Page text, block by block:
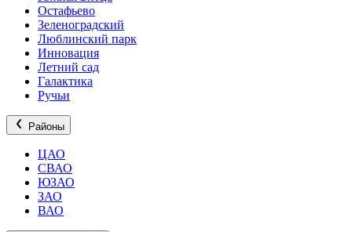
Остафьево
Зеленоградский
Люблинский парк
Инновация
Летний сад
Галактика
Ручьи
Районы
ЦАО
СВАО
ЮЗАО
ЗАО
ВАО